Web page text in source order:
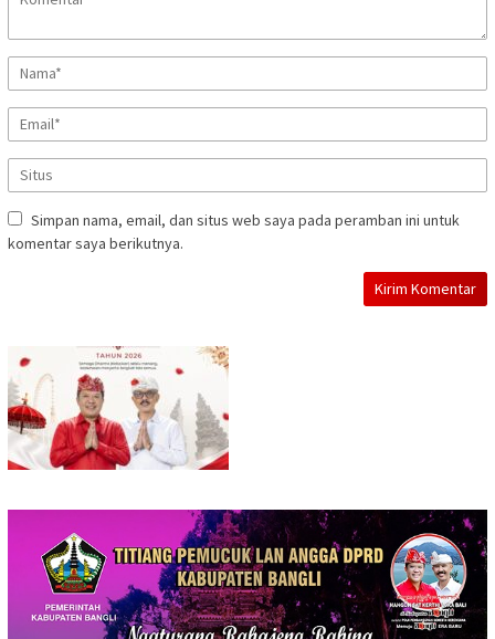
Simpan nama, email, dan situs web saya pada peramban ini untuk
komentar saya berikutnya.